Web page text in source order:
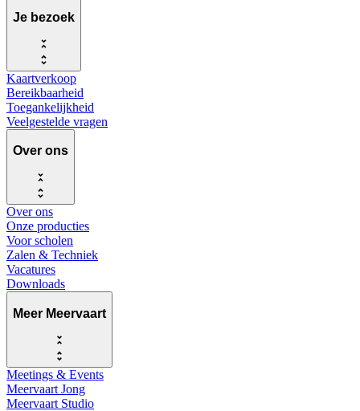
Je bezoek
Kaartverkoop
Bereikbaarheid
Toegankelijkheid
Veelgestelde vragen
Over ons
Over ons
Onze producties
Voor scholen
Zalen & Techniek
Vacatures
Downloads
Meer Meervaart
Meetings & Events
Meervaart Jong
Meervaart Studio